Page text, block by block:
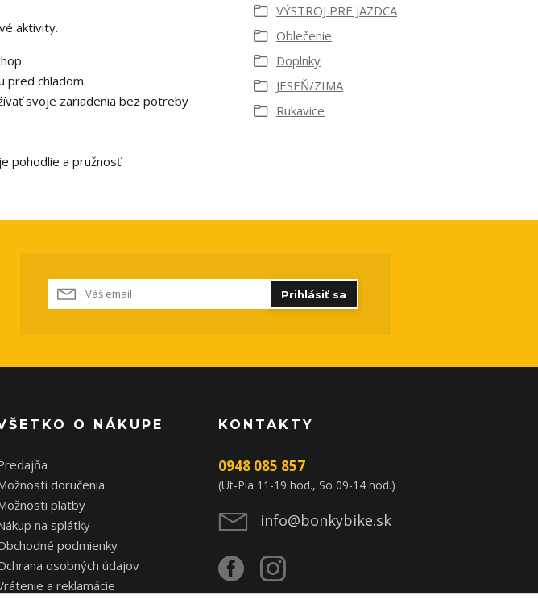
aktivity.
pred chladom.
svoje zariadenia bez potreby
pohodlie a pružnosť.
VÝSTROJ PRE JAZDCA
Oblečenie
Doplnky
JESEŇ/ZIMA
Rukavice
Prihlásiť sa
O NÁKUPE
doručenia
platby
na splátky
podmienky
osobných údajov
a reklamácie
KONTAKTY
0948 085 857
(Ut-Pia 11-19 hod., So 09-14 hod.)
info@bonkybike.sk